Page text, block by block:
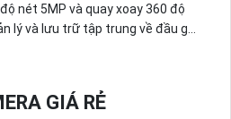
nét 5MP và quay xoay 360 độ
lý và lưu trữ tập trung về đầu ghi
GIÁ RẺ